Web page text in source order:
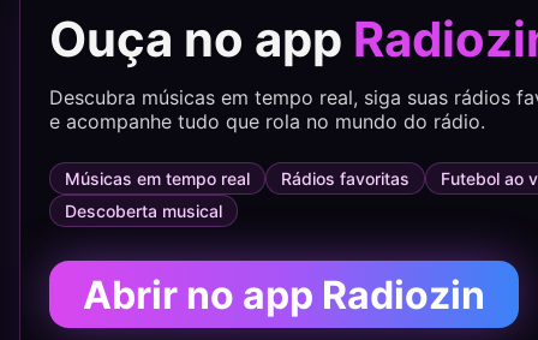
Ouça no app
Descubra músicas em tempo real, siga suas rádios
e acompanhe tudo que rola no mundo do rádio.
Músicas em tempo real Rádios favoritas
Futebol ao
Descoberta musical
Abrir no app Radiozin